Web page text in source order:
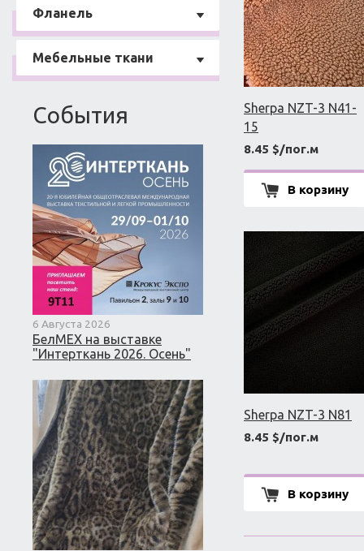
Фланель
Мебельные ткани
События
6 Августа 2026
БелМЕХ на выставке
"Интерткань 2026. Осень"
Sherpa NZT-3 N41-
15
8.45 $/пог.м
В корзину
Sherpa NZT-3 N81
8.45 $/пог.м
В корзину